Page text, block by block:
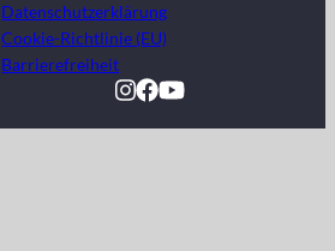
Datenschutzerklärung
Cookie-Richtlinie (EU)
Barrierefreiheit